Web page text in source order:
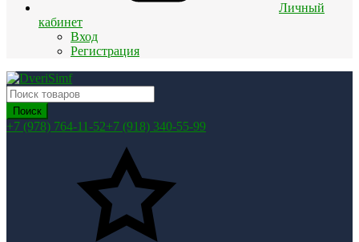
Личный
кабинет
Вход
Регистрация
Поиск
+7 (978) 764-11-52+7 (918) 340-55-99